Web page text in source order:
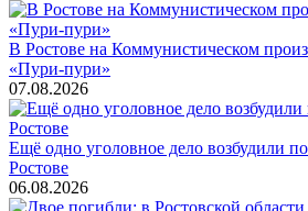
В Ростове на Коммунистическом
«Пури-пури»
07.08.2026
Ещё одно уголовное дело возбудили
Ростове
06.08.2026